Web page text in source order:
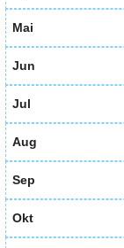
Mai
Jun
Jul
Aug
Sep
Okt